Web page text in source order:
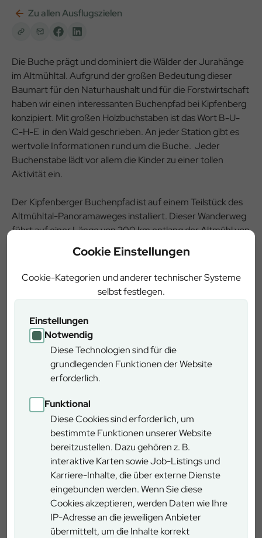
Cookie Einstellungen
Cookie-Kategorien und anderer technischer Systeme
selbst festlegen.
Einstellungen
Notwendig
Diese Technologien sind für die
grundlegenden Funktionen der Website
erforderlich.
Funktional
Diese Cookies sind erforderlich, um
bestimmte Funktionen unserer Website
bereitzustellen. Dazu gehören z. B.
interaktive Karten sowie Job-Listings und
Karriere-Inhalte, die über externe Dienste
eingebunden werden. Wenn Sie diese
Cookies akzeptieren, werden Daten wie Ihre
IP-Adresse an die jeweiligen Anbieter
übermittelt, um die Inhalte korrekt
Zu allen Ausflugszielen
Die Buche prägt und dominiert die Wälder der Jurahänge
im Altmühltal. Aufgrund der großen Bedeutung dieser
Baumart für den Naturhaushalt und für die Forstwirtschaft
haben wir einen interessanten Buchenpfad bei Kipfenberg
konzipiert. Mit großen Holzbuchstaben ist das Wort B-U-
C-H-E in den Wald geschrieben. An jeder Station gibt es
wertvolle Informationen rund um die Buche. Jeder
Buchenstabe lädt vor allem die Kinder zu einer tollen
Aktivität ein.
Der Kipfenberger Buchenpfad ist auf einem Teilstück des
Altmühltal-Panoramaweges installiert. Dieser Wanderweg
führt auf einer Länge von 200 km entlang der Altmühl von
Gunzenhausen bis Kelheim.Er bietet abwechslungsreiche
Landschafts- und Kulturerlebnisse auf ganzer Strecke.
Sie können beispielsweise in Kipfenberg in diesen
Prämiumwanderweg „einsteigen“ und sofort die herrlichen
Buchenwälder des Altmühltals genießen. Besonders
reizvoll sind diese Wälder im Frühling oder im Herbst
aufgrund der Farbenpracht. Bei Kipfenberg können Sie
zudem auf einem Teilstück des Altmühltal-
Panoramaweges direkt entlang des von der UNESCO zum
Welterbe erklärten rätischen Limes wandern.
Downloads
Flyer Buchenpfad
(PDF / 0,22 MB)